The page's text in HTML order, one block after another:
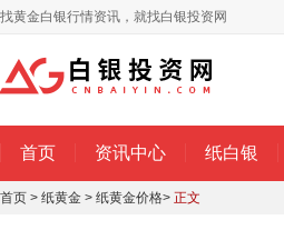
找黄金白银行情资讯，就找白银投资网
首页 资讯中心 纸白银
首页 > 纸黄金 > 纸黄金价格> 正文